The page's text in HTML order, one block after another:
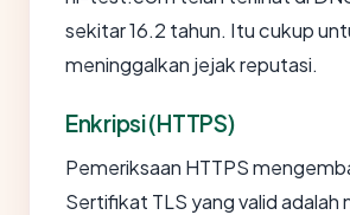
sekitar 16.2 tahun. Itu cukup
meninggalkan jejak reputasi.
Enkripsi (HTTPS)
Pemeriksaan HTTPS
Sertifikat TLS yang valid adalah